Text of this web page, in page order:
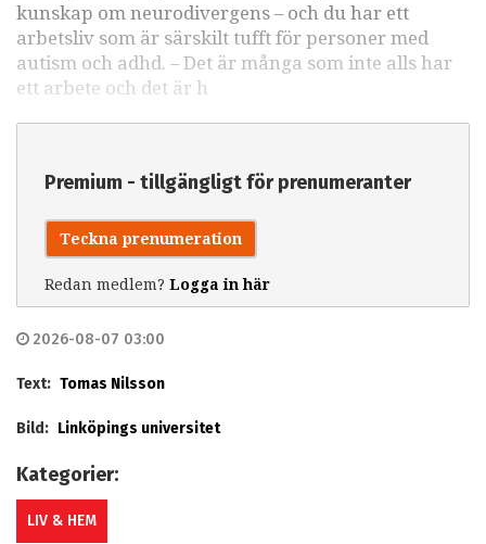
kunskap om neurodivergens – och du har ett
arbetsliv som är särskilt tufft för personer med
autism och adhd. – Det är många som inte alls har
ett arbete och det är h
Premium - tillgängligt för prenumeranter
Teckna prenumeration
Redan medlem? Logga in här
2026-08-07 03:00
Text: Tomas Nilsson
Bild: Linköpings universitet
Kategorier:
LIV & HEM